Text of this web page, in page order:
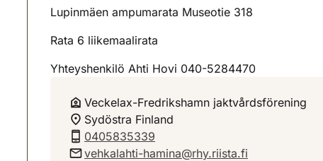
Lupinmäen ampumarata Museotie 318
Rata 6 liikemaalirata
Yhteyshenkilö Ahti Hovi 040-5284470
Veckelax-Fredrikshamn jaktvårdsförening
Sydöstra Finland
0405835339
vehkalahti-hamina@rhy.riista.fi